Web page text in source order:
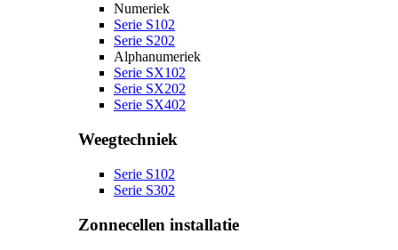
Numeriek
Serie S102
Serie S202
Alphanumeriek
Serie SX102
Serie SX202
Serie SX402
Weegtechniek
Serie S102
Serie S302
Zonnecellen installatie